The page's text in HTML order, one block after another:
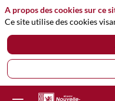
A propos des cookies sur ce
Ce site utilise des cookies